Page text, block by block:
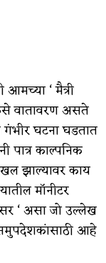
आमच्या ‘ मैत्री
वातावरण असते
घटना घडतात
पात्र काल्पनिक
झाल्यावर काय
माॅनीटर
‘ असा जो उल्लेख
आहे